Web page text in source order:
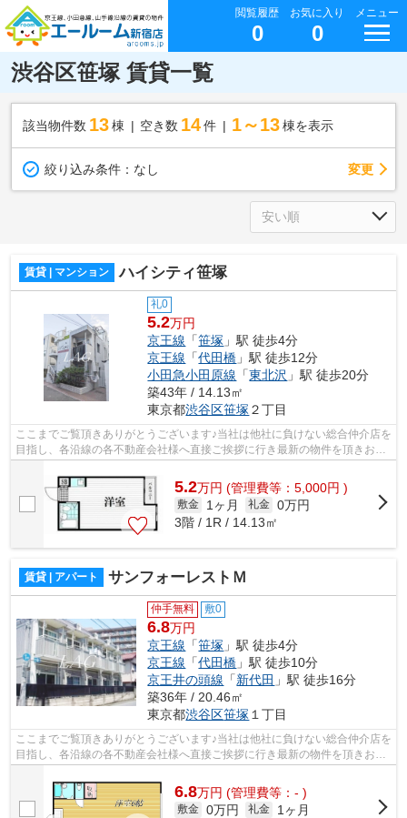
閲覧履歴
0
お気に入り
0
メニュー
渋谷区笹塚 賃貸一覧
該当物件数 13棟 空き数 14 件 1～13 棟を表示
絞り込み条件： なし 変更
賃貸 | マンション ハイシティ笹塚
礼0
5.2万円
京王線 「笹塚 」駅 徒歩4分
京王線 「代田橋 」駅 徒歩12分
小田急小田原線 「東北沢 」駅 徒歩20分
築43年 / 14.13㎡
東京都渋谷区笹塚２丁目
ここまでご覧頂きありがとうございます♪当社は他社に負けない総合仲介店を
目指し、各沿線の各不動産会社様へ直接ご挨拶に行き最新の物件を頂きお客
5.2万円 (管理費等：5,000円 )
敷金 1ヶ月 礼金 0万円
3階 / 1R / 14.13㎡
賃貸 | アパート サンフォーレストＭ
仲手無料 敷0
6.8万円
京王線 「笹塚 」駅 徒歩4分
京王線 「代田橋 」駅 徒歩10分
京王井の頭線 「新代田 」駅 徒歩16分
築36年 / 20.46㎡
東京都渋谷区笹塚 １丁目
ここまでご覧頂きありがとうございます♪当社は他社に負けない総合仲介店を
目指し、各沿線の各不動産会社様へ直接ご挨拶に行き最新の物件を頂きお客
6.8万円 (管理費等：- )
敷金 0万円 礼金
1ヶ月